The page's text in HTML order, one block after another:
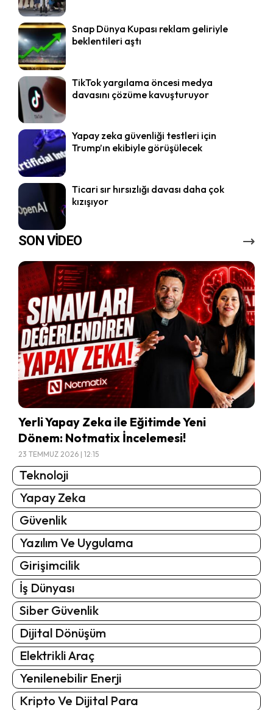
Snap Dünya Kupası reklam geliriyle
beklentileri aştı
TikTok yargılama öncesi medya
davasını çözüme kavuşturuyor
Yapay zeka güvenliği testleri için
Trump’ın ekibiyle görüşülecek
Ticari sır hırsızlığı davası daha çok
kızışıyor
SON VİDEO
Yerli Yapay Zeka ile Eğitimde Yeni
Dönem: Notmatix İncelemesi!
23 TEMMUZ 2026 | 12:15
Teknoloji
Yapay Zeka
Güvenlik
Yazılım Ve Uygulama
Girişimcilik
İş Dünyası
Siber Güvenlik
Dijital Dönüşüm
Elektrikli Araç
Yenilenebilir Enerji
Kripto Ve Dijital Para